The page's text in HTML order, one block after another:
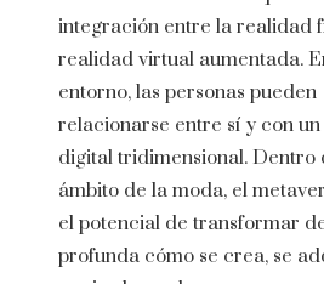
integración entre la realidad
realidad virtual aumentada.
entorno, las personas pueden
relacionarse entre sí y con
digital tridimensional. Dentro
ámbito de la moda, el
el potencial de transformar
profunda cómo se crea, se